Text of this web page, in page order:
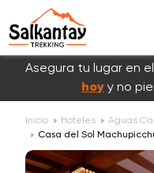
Asegura tu lugar en el
hoy y no
Inicio Hoteles
Aguas
Casa del Sol